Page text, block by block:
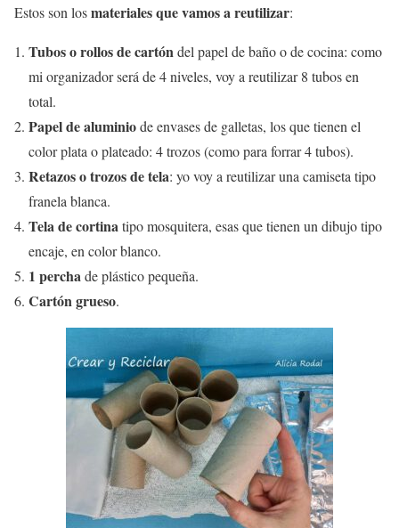
Estos son losmateriales que vamos a reutilizar:
Tubos o rollos de cartóndel papel de baño o de cocina: como
mi organizador será de 4 niveles, voy a reutilizar 8 tubos en
total.
Papel de aluminiode envases de galletas, los que tienen el
color plata o plateado: 4 trozos (como para forrar 4 tubos).
Retazos o trozos de tela: yo voy a reutilizar una camiseta tipo
franela blanca.
Tela de cortinatipo mosquitera, esas que tienen un dibujo tipo
encaje, en color blanco.
1 perchade plástico pequeña.
Cartón grueso.